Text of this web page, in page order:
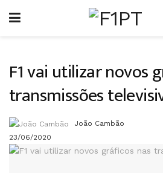
F1 vai utilizar novos
transmissões
João Cambão
23/06/2020